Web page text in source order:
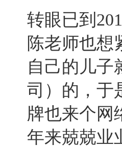
转眼已到
陈老师也想
自己的儿子
司）的，于
牌也来个网
年来兢兢业